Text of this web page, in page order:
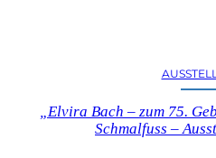
„Elvira Bach – zum 75.
Schmalfuss –